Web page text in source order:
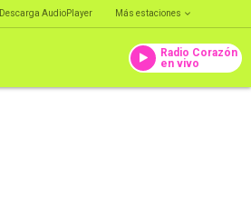
Descarga AudioPlayer Más estaciones
Radio Corazón
en vivo